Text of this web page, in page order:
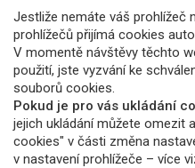
Jestliže nemáte váš prohlížeč
prohlížečů přijímá cookies
V momentě návštěvy těchto
použití, jste vyzvání ke
souborů cookies.
Pokud je pro vás ukládání
jejich ukládání můžete omezit
cookies" v části změna
v nastavení prohlížeče – více